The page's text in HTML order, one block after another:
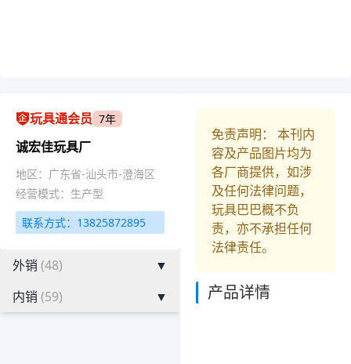
玩具通会员 7年
诚宏佳玩具厂
地区：广东省-汕头市-澄海区
经营模式：生产型
联系方式：13825872895
外销 (48)
▼
内销 (59) ▼
免责声明： 本刊内
容及产品图片均为
各厂商提供，如涉
及任何法律问题，
玩具巴巴概不负
责，亦不承担任何
法律责任。
产品详情